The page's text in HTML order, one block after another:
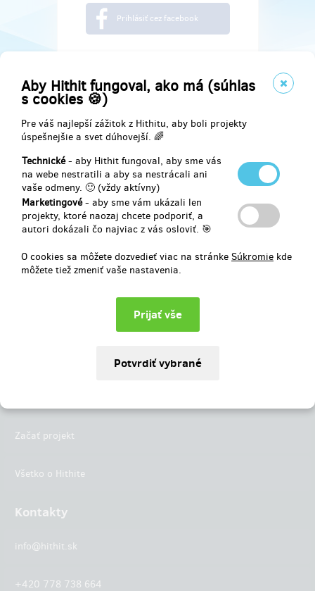
Aby Hithit fungoval, ako má (súhlas
s cookies 🍪)
Pre váš najlepší zážitok z Hithitu, aby boli projekty
úspešnejšie a svet dúhovejší. 🌈
Technické- aby Hithit fungoval, aby sme vás
na webe nestratili a aby sa nestrácali ani
vaše odmeny. 🙂 (vždy aktívny)
Marketingové- aby sme vám ukázali len
projekty, ktoré naozaj chcete podporiť, a
autori dokázali čo najviac z vás osloviť. 🎯
O cookies sa môžete dozvedieť viac na stránke Súkromie kde
môžete tiež zmeniť vaše nastavenia.
Prihlásiť cez facebook
Najdete nás na
Začať projekt
Všetko o Hithite
Kontakty
info@hithit.sk
+420 778 738 664